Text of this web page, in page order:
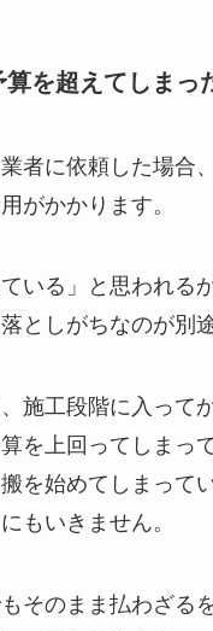
算を超えてしまっ
者に依頼した場合
がかかります。
ている」と思われる
としがちなのが別
施工段階に入って
を上回ってしまっ
を始めてしまって
もいきません。
そのまま払わざる